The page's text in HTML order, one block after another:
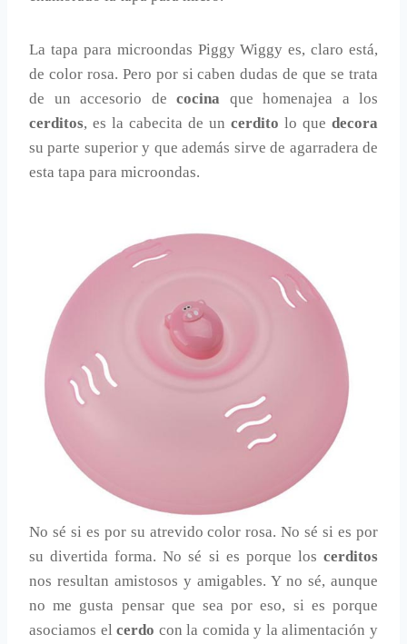
La tapa para microondas Piggy Wiggy es, claro está,
de color rosa. Pero por si caben dudas de que se trata
de un accesorio de cocina que homenajea a los
cerditos, es la cabecita de un cerdito lo que decora
su parte superior y que además sirve de agarradera de
esta tapa para microondas.
No sé si es por su atrevido color rosa. No sé si es por
su divertida forma. No sé si es porque los cerditos
nos resultan amistosos y amigables. Y no sé, aunque
no me gusta pensar que sea por eso, si es porque
asociamos elcerdo con la comida y la alimentación y